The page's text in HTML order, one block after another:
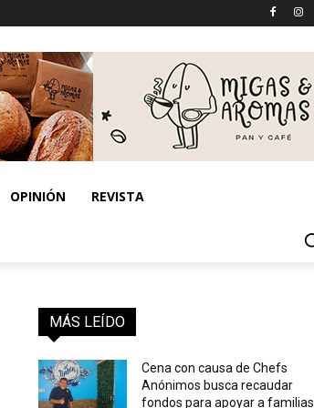
OPINIÓN REVISTA
MÁS LEÍDO
Cena con causa de Chefs
Anónimos busca recaudar
fondos para apoyar a familias